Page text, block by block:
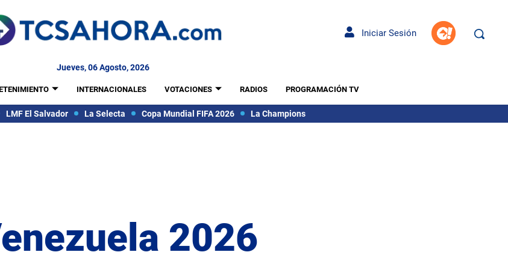
Iniciar Sesión
Jueves, 06 Agosto, 2026
INTERNACIONALES VOTACIONES RADIOS PROGRAMACIÓN TV
LMF El Salvador La Selecta Copa Mundial FIFA 2026 La Champions
2026